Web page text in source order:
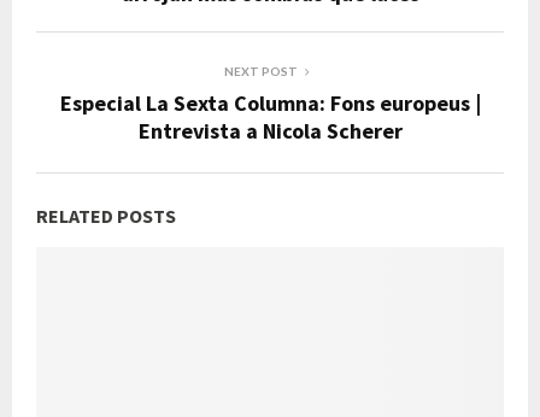
NEXT POST
Especial La Sexta Columna: Fons europeus |
Entrevista a Nicola Scherer
RELATED POSTS